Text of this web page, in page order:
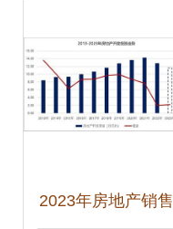
2023年房地产销售